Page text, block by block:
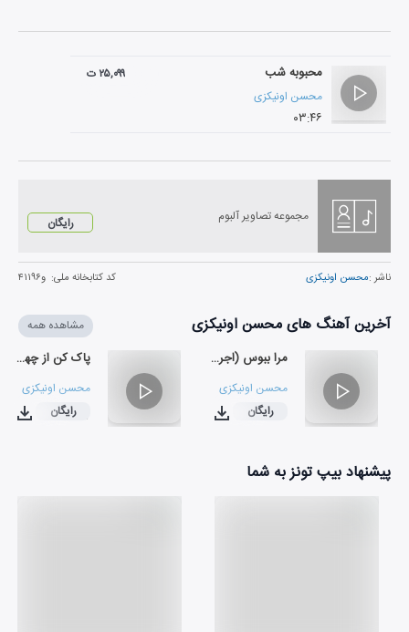
محبوبه شب
محسن اونیکزی
۰۳:۴۶
۲۵,۰۹۹ ت
مجموعه تصاویر آلبوم رایگان
ناشر :محسن اونیکزی کد کتابخانه ملی: و۴۱۱۹۶
آخرین آهنگ های محسن اونیکزی مشاهده همه
مرا ببوس (اجرای زنده)
محسن اونیکزی
۰۲:۲۳
رایگان
پاک کن از چهره، اشکت را (بی کلام)
محسن اونیکزی
۰۳:۳۷
رایگان
پیشنهاد بیپ تونز به شما